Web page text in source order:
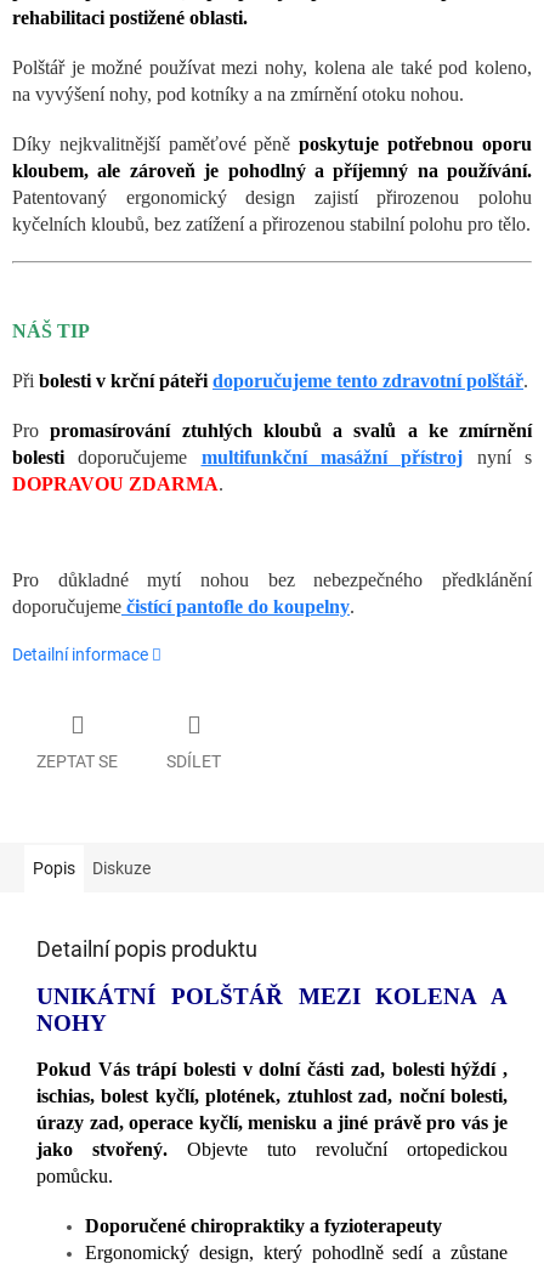
rehabilitaci postižené oblasti.
Polštář je možné používat mezi nohy, kolena ale také pod koleno,
na vyvýšení nohy, pod kotníky a na zmírnění otoku nohou.
Díky nejkvalitnější paměťové pěněposkytuje potřebnou oporu
kloubem, ale zároveň je pohodlný a příjemný na používání.
Patentovaný ergonomický design zajistí přirozenou polohu
kyčelních kloubů, bez zatížení a přirozenou stabilní polohu pro tělo.
NÁŠ TIP
Při bolesti v krční páteři doporučujeme tento zdravotní polštář.
Propromasírování ztuhlých kloubů a svalů a ke zmírnění
bolesti doporučujeme multifunkční masážní přístroj nyní s
DOPRAVOU ZDARMA.
Pro důkladné mytí nohou bez nebezpečného předklánění
doporučujeme čistící pantofle do koupelny.
Detailní informace
ZEPTAT SE SDÍLET
Popis Diskuze
Detailní popis produktu
UNIKÁTNÍ POLŠTÁŘ MEZI KOLENA A
NOHY
Pokud Vás trápí bolesti v dolní části zad, bolesti hýždí ,
ischias, bolest kyčlí, plotének, ztuhlost zad, noční bolesti,
úrazy zad, operace kyčlí, menisku a jiné právě pro vás je
jako stvořený. Objevte tuto revoluční ortopedickou
pomůcku.
Doporučené chiropraktiky a fyzioterapeuty
Ergonomický design, který pohodlně sedí a zůstane